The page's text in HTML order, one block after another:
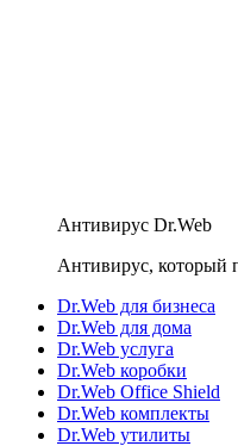
Антивирус Dr.Web
Антивирус, который
Dr.Web для бизнеса
Dr.Web для дома
Dr.Web услуга
Dr.Web коробки
Dr.Web Office Shield
Dr.Web комплекты
Dr.Web утилиты